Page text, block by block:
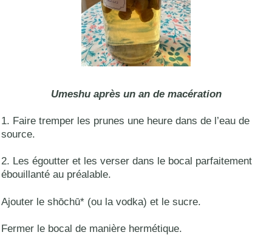
Umeshu après un an de macération
1. Faire tremper les prunes une heure dans de l’eau de
source.
2. Les égoutter et les verser dans le bocal parfaitement
ébouillanté au préalable.
Ajouter le shōchū* (ou la vodka) et le sucre.
Fermer le bocal de manière hermétique.